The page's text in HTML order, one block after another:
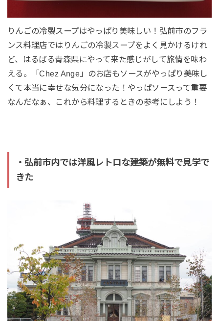
りんごの冷製スープはやっぱり美味しい！弘前市のフラ
ンス料理店ではりんごの冷製スープをよく見かけるけれ
ど、はるばる青森県にやって来た感じがして旅情を味わ
える。「Chez Ange」のお店もソースがやっぱり美味し
くて本当に幸せな気分になった！やっぱソースって重要
なんだなぁ、これから料理するときの参考にしよう！
・弘前市内では洋風レトロな建築が無料で見学で
きた